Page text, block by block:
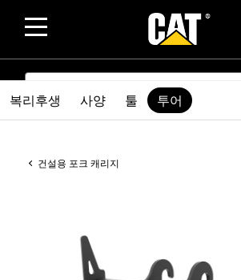
SEARCH
건설용 포크 캐리지
복리후생 사양 툴 투어